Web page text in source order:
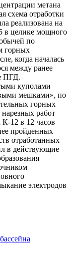
метана
схема отработки
реализована на
в целике мощного
по
горных
когда началась
между ранее
ПГД.
куполами
мешками», по
горных
работ
К-12 в 12 часов
пройденных
отработанных
в действующие
электродов